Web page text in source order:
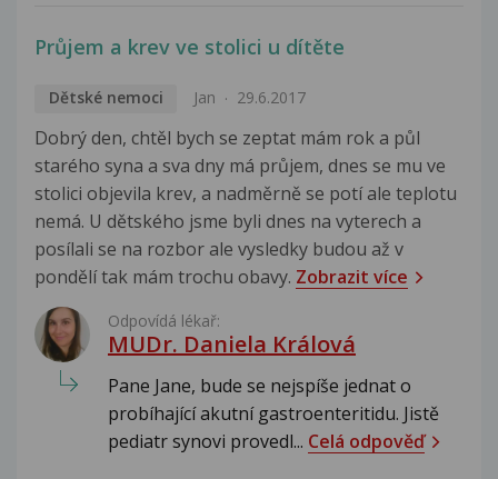
Průjem a krev ve stolici u dítěte
Dětské nemoci Jan 29.6.2017
Dobrý den, chtěl bych se zeptat mám rok a půl
starého syna a sva dny má průjem, dnes se mu ve
stolici objevila krev, a nadměrně se potí ale teplotu
nemá. U dětského jsme byli dnes na vyterech a
posílali se na rozbor ale vysledky budou až v
pondělí tak mám trochu obavy. Zobrazit více
Odpovídá lékař:
MUDr. Daniela Králová
Pane Jane, bude se nejspíše jednat o
probíhající akutní gastroenteritidu. Jistě
pediatr synovi provedl... Celá odpověď